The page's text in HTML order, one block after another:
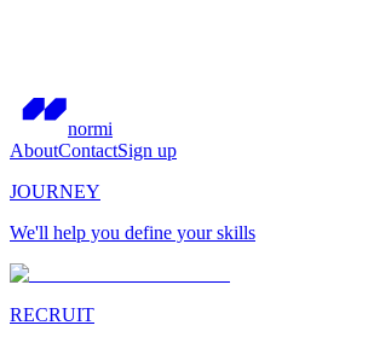
normi
AboutContactSign up
JOURNEY
We'll help you define your skills
RECRUIT